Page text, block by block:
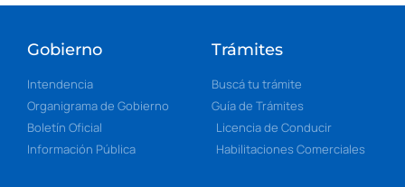
Gobierno
Intendencia
Organigrama de Gobierno
Boletín Oficial
Información Pública
Trámites
Buscá tu trámite
Guía de Trámites
Licencia de Conducir
Habilitaciones Comerciales